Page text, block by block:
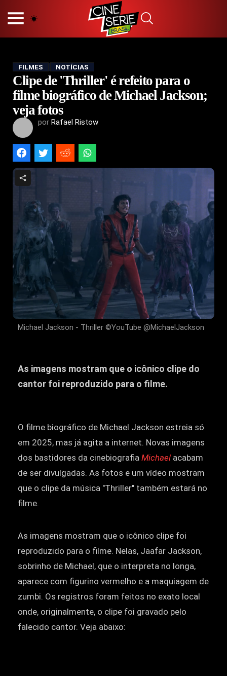
POLÍTICA DE PRIVACIDADE
TERMOS E CONDIÇÕES
CONTATO
Hot
Popular
Tendência
Filmes
Novelas
FILMES NOTÍCIAS
Clipe de 'Thriller' é refeito para o
filme biográfico de Michael Jackson;
veja fotos
por Rafael Ristow
Michael Jackson - Thriller ©YouTube @MichaelJackson
As imagens mostram que o icônico clipe do
cantor foi reproduzido para o filme.
O filme biográfico de Michael Jackson estreia só
em 2025, mas já agita a internet. Novas imagens
dos bastidores da cinebiografia Michael acabam
de ser divulgadas. As fotos e um vídeo mostram
que o clipe da música "Thriller" também estará no
filme.
As imagens mostram que o icônico clipe foi
reproduzido para o filme. Nelas, Jaafar Jackson,
sobrinho de Michael, que o interpreta no longa,
aparece com figurino vermelho e a maquiagem de
zumbi. Os registros foram feitos no exato local
onde, originalmente, o clipe foi gravado pelo
falecido cantor. Veja abaixo: